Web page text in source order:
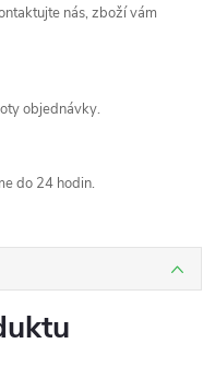
nás, zboží vám
objednávky.
do 24 hodin.